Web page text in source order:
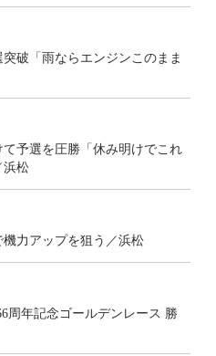
破「雨ならエンジンこのまま
予選を圧勝「休み明けでこれ
浜松
力アップを狙う／浜松
周年記念ゴールデンレース 勝